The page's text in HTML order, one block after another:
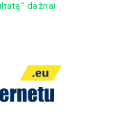
dažnai